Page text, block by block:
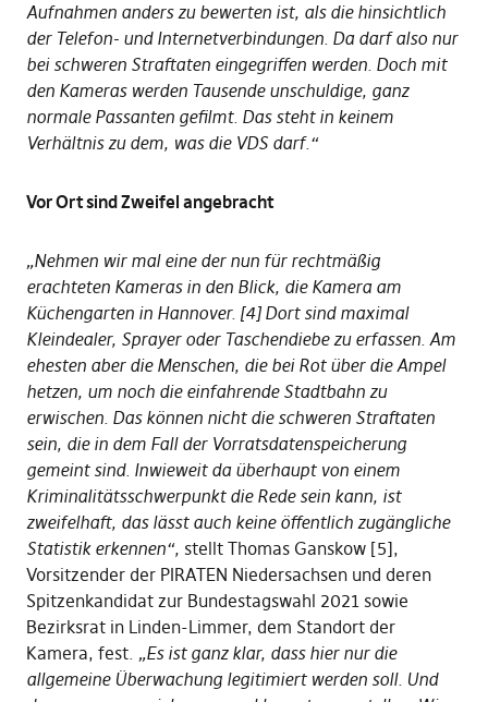
Aufnahmen anders zu bewerten ist, als die hinsichtlich
der Telefon- und Internetverbindungen. Da darf also nur
bei schweren Straftaten eingegriffen werden. Doch mit
den Kameras werden Tausende unschuldige, ganz
normale Passanten gefilmt. Das steht in keinem
Verhältnis zu dem, was die VDS darf.“
Vor Ort sind Zweifel angebracht
„Nehmen wir mal eine der nun für rechtmäßig
erachteten Kameras in den Blick, die Kamera am
Küchengarten in Hannover. [4] Dort sind maximal
Kleindealer, Sprayer oder Taschendiebe zu erfassen. Am
ehesten aber die Menschen, die bei Rot über die Ampel
hetzen, um noch die einfahrende Stadtbahn zu
erwischen. Das können nicht die schweren Straftaten
sein, die in dem Fall der Vorratsdatenspeicherung
gemeint sind. Inwieweit da überhaupt von einem
Kriminalitätsschwerpunkt die Rede sein kann, ist
zweifelhaft, das lässt auch keine öffentlich zugängliche
Statistik erkennen“, stellt Thomas Ganskow [5],
Vorsitzender der PIRATEN Niedersachsen und deren
Spitzenkandidat zur Bundestagswahl 2021 sowie
Bezirksrat in Linden-Limmer, dem Standort der
Kamera, fest. „Es ist ganz klar, dass hier nur die
allgemeine Überwachung legitimiert werden soll. Und